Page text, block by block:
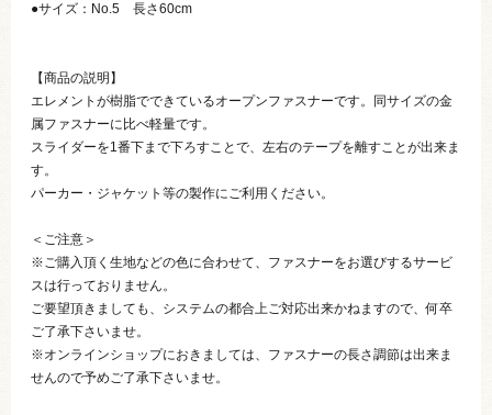
●サイズ：No.5 長さ60cm
【商品の説明】
エレメントが樹脂でできているオープンファスナーです。同サイズの金
属ファスナーに比べ軽量です。
スライダーを1番下まで下ろすことで、左右のテープを離すことが出来ま
す。
パーカー・ジャケット等の製作にご利用ください。
＜ご注意＞
※ご購入頂く生地などの色に合わせて、ファスナーをお選びするサービ
スは行っておりません。
ご要望頂きましても、システムの都合上ご対応出来かねますので、何卒
ご了承下さいませ。
※オンラインショップにおきましては、ファスナーの長さ調節は出来ま
せんので予めご了承下さいませ。